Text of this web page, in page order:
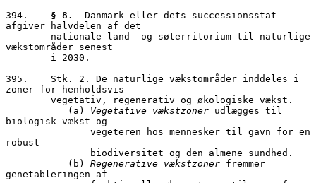
§ 8.
Danmark eller dets successionsstat
afgiver halvdelen af det
vækstområder senest
395.	Stk. 2. De naturlige vækstområder inddeles i
zoner for henholdsvis
           (a)
Vegetative vækstzoner udlægges til
biologisk vækst og
robust
           (b)
Regenerative vækstzoner fremmer
genetableringen af